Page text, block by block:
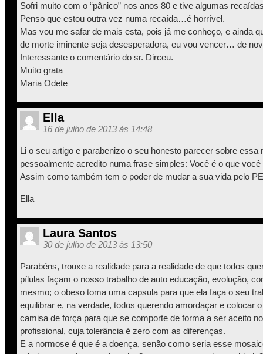
Sofri muito com o “pânico” nos anos 80 e tive algumas
Penso que estou outra vez numa recaída…é horrível.
Mas vou me safar de mais esta, pois já me conheço, e ainda
de morte iminente seja desesperadora, eu vou vencer… de
Interessante o comentário do sr. Dirceu.
Muito grata
Maria Odete
Ella
16 de julho de 2013 às 14:48
Li o seu artigo e parabenizo o seu honesto parecer sobre essa
pessoalmente acredito numa frase simples: Você é o que você
Assim como também tem o poder de mudar a sua vida pelo
Ella
Laura Santos
30 de julho de 2013 às 13:50
Parabéns, trouxe a realidade para a realidade de que todos
pílulas façam o nosso trabalho de auto educação, evolução,
mesmo; o obeso toma uma capsula para que ela faça o seu
equilibrar e, na verdade, todos querendo amordaçar e colocar
camisa de força para que se comporte de forma a ser aceito
profissional, cuja tolerância é zero com as diferenças.
E a normose é que é a doença, senão como seria esse